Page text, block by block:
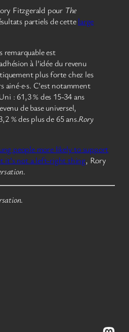
Fitzgerald pour The
partiels de cettelarge
remarquable est
à l’idée du revenu
plus forte chez les
ainé·e·s. C’est notamment
: 61,3 % des 15-34 ans
de base universel,
% des plus de 65 ans.Rory
people more likely to support
it’s not a left-right thing, Rory
.
.